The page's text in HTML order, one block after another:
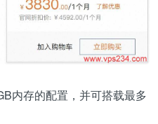
内存的配置，并可搭载最多